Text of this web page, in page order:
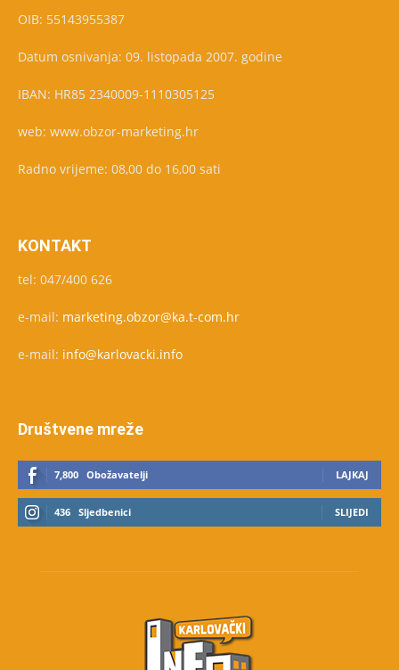
OIB: 55143955387
Datum osnivanja: 09. listopada 2007. godine
IBAN: HR85 2340009-1110305125
web: www.obzor-marketing.hr
Radno vrijeme: 08,00 do 16,00 sati
KONTAKT
tel: 047/400 626
e-mail: marketing.obzor@ka.t-com.hr
e-mail: info@karlovacki.info
Društvene mreže
7,800 Obožavatelji LAJKAJ
436 Sljedbenici SLIJEDI